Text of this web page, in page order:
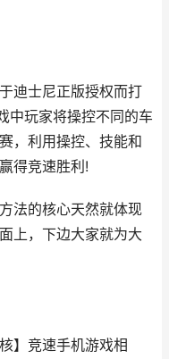
士尼正版授权而打
中玩家将操控不同的车
，利用操控、技能和
得竞速胜利!
的核心天然就体现
上，下边大家就为大
竞速手机游戏相